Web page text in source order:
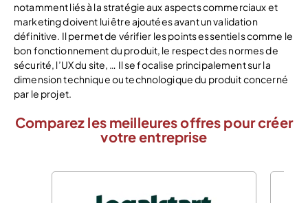
notamment liés à la stratégie aux aspects commerciaux et
marketing doivent lui être ajoutées avant un validation
définitive. Il permet de vérifier les points essentiels comme le
bon fonctionnement du produit, le respect des normes de
sécurité, l’UX du site, … Il se focalise principalement sur la
dimension technique ou technologique du produit concerné
par le projet.
Comparez les meilleures offres pour créer
votre entreprise